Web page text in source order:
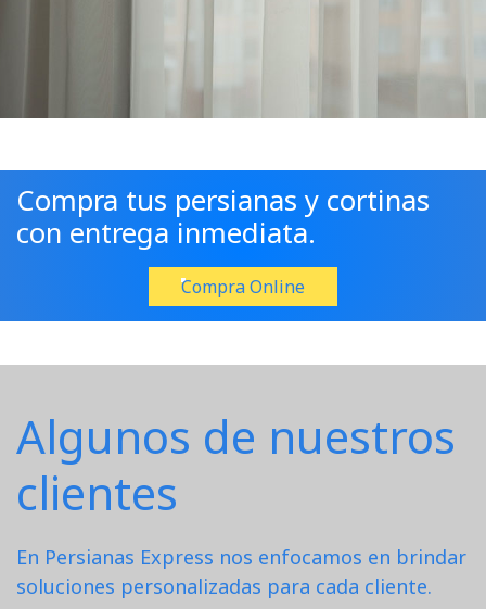
Compra tus persianas y cortinas
con entrega inmediata.
Compra Online
Algunos de nuestros
clientes
En Persianas Express nos enfocamos en brindar
soluciones personalizadas para cada cliente.